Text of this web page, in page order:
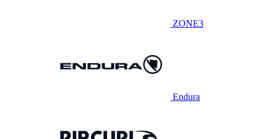
ZONE3
Endura